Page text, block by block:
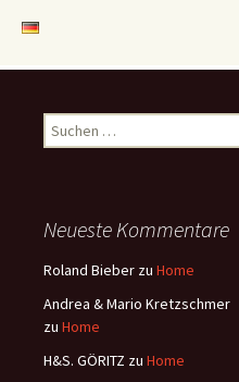
Suchen
nach:
Neueste Kommentare
Roland Bieber zu Home
Andrea & Mario Kretzschmer
zu Home
H&S. GÖRITZ zu Home